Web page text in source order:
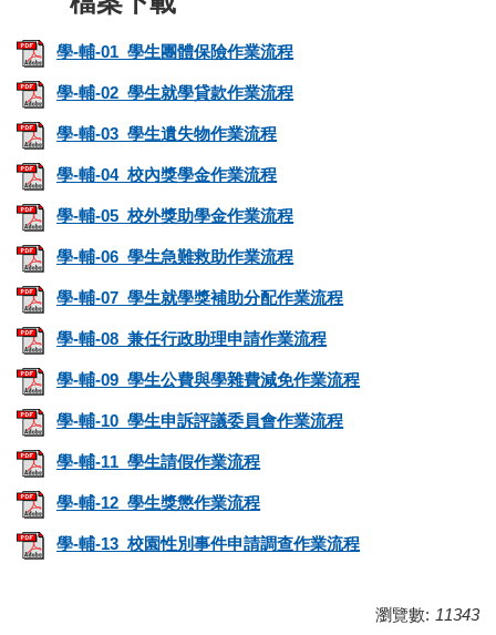
學-輔-01_學生團體保險作業流程
學-輔-02_學生就學貸款作業流程
學-輔-03_學生遺失物作業流程
學-輔-04_校內獎學金作業流程
學-輔-05_校外獎助學金作業流程
學-輔-06_學生急難救助作業流程
學-輔-07_學生就學獎補助分配作業流程
學-輔-08_兼任行政助理申請作業流程
學-輔-09_學生公費與學雜費減免作業流程
學-輔-10_學生申訴評議委員會作業流程
學-輔-11_學生請假作業流程
學-輔-12_學生獎懲作業流程
學-輔-13_校園性別事件申請調查作業流程
瀏覽數: 11343